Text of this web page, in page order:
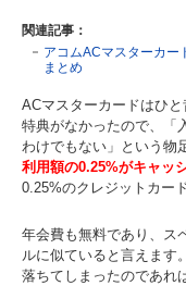
関連記事：
アコムACマスターカー
まとめ
ACマスターカードはひ
特典がなかったので、「
わけでもない」という物
利用額の0.25%がキャッ
0.25%のクレジットカー
年会費も無料であり、ス
ルに似ていると言えます
落ちてしまったのであれ